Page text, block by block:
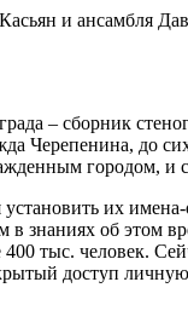
и ансамбля
– сборник
Черепенина, до
городом, и
их
в знаниях об этом
тыс. человек.
доступ